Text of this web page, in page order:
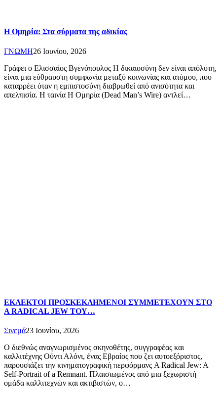
Η Ομηρία: Στα σύρματα της αδικίας
ΓΝΩΜΗ26 Ιουνίου, 2026
Γράφει ο Ελισσαίος Βγενόπουλος Η δικαιοσύνη δεν είναι απόλυτη,
είναι μια εύθραυστη συμφωνία μεταξύ κοινωνίας και ατόμου, που
καταρρέει όταν η εμπιστοσύνη διαβρωθεί από ανισότητα και
απελπισία. Η ταινία Η Ομηρία (Dead Man’s Wire) αντλεί…
ΕΚΛΕΚΤΟΙ ΠΡΟΣΚΕΚΛΗΜΕΝΟΙ ΣΥΜΜΕΤΕΧΟΥΝ ΣΤΟ
A RADICAL JEW ΤΟΥ…
Σινεμά23 Ιουνίου, 2026
Ο διεθνώς αναγνωρισμένος σκηνοθέτης, συγγραφέας και
καλλιτέχνης Ούντι Αλόνι, ένας Εβραίος που ζει αυτοεξόριστος,
παρουσιάζει την κινηματογραφική περφόρμανς A Radical Jew: A
Self-Portrait of a Remnant. Πλαισιωμένος από μια ξεχωριστή
ομάδα καλλιτεχνών και ακτιβιστών, ο…